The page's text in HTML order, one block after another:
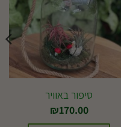
סיפור באוויר
₪170.00